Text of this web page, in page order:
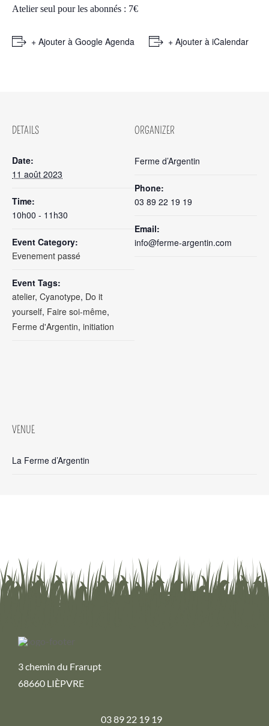
Atelier seul pour les abonnés : 7€
+ Ajouter à Google Agenda + Ajouter à iCalendar
DETAILS
Date:
11 août 2023
Time:
10h00 - 11h30
Event Category:
Evenement passé
Event Tags:
atelier, Cyanotype, Do it
yourself, Faire soi-même,
Ferme d'Argentin, initiation
ORGANIZER
Ferme d’Argentin
Phone:
03 89 22 19 19
Email:
info@ferme-argentin.com
VENUE
La Ferme d’Argentin
3 chemin du Frarupt
68660 LIÈPVRE
03 89 22 19 19